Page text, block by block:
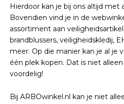
Hierdoor kan je bij ons altijd met
Bovendien vind je in de
assortiment aan
brandblussers, veiligheidskledij,
meer. Op die manier kan je al je
één plek kopen. Dat is niet
voordelig!
Bij ARBOwinkel.nl kan je niet